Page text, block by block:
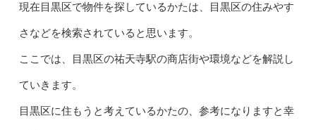
現在目黒区で物件を探しているかたは、目黒区の住みやす
さなどを検索されていると思います。
ここでは、目黒区の祐天寺駅の商店街や環境などを解説し
ていきます。
目黒区に住もうと考えているかたの、参考になりますと幸